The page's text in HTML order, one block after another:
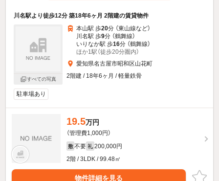
川名駅より徒歩12分 築18年6ヶ月 2階建の賃貸物件
すべての写真
本山駅 歩20分 （東山線など）
川名駅 歩9分 （鶴舞線）
いりなか駅 歩16分 （鶴舞線）
ほか1駅（徒歩20分圏内）
愛知県名古屋市昭和区山花町
2階建 / 18年6ヶ月 / 軽量鉄骨
駐車場あり
19.5万円
（管理費1,000円）
敷 不要 礼 200,000円
2階 / 3LDK / 99.48㎡
物件詳細を見る